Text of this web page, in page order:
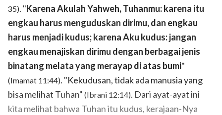
35). "Karena Akulah Yahweh, Tuhanmu: karena itu
engkau harus menguduskan dirimu, dan engkau
harus menjadi kudus; karena Aku kudus: jangan
engkau menajiskan dirimu dengan berbagai jenis
binatang melata yang merayap di atas bumi"
(Imamat 11:44). "Kekudusan, tidak ada manusia yang
bisa melihat Tuhan" (Ibrani 12:14). Dari ayat-ayat ini
kita melihat bahwa Tuhan itu kudus, kerajaan-Nya